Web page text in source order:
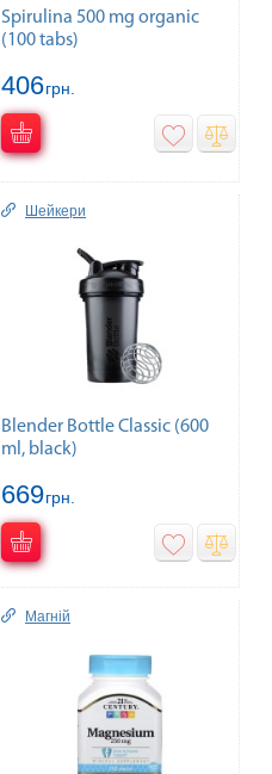
Spirulina 500 mg organic
(100 tabs)
406грн.
Шейкери
Blender Bottle Classic (600
ml, black)
669грн.
Магній